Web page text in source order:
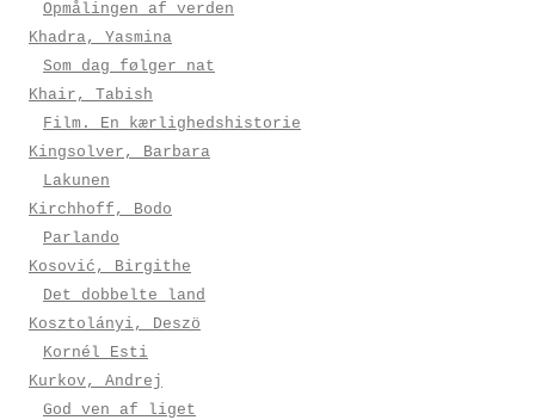
Opmålingen af verden
Khadra, Yasmina
Som dag følger nat
Khair, Tabish
Film. En kærlighedshistorie
Kingsolver, Barbara
Lakunen
Kirchhoff, Bodo
Parlando
Kosović, Birgithe
Det dobbelte land
Kosztolányi, Deszö
Kornél Esti
Kurkov, Andrej
God ven af liget